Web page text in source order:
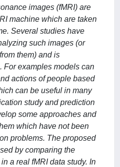
images (fMRI) are
machine which are taken
Several studies have
such images (or
them) and is
For examples models can
actions of people based
can be useful in many
study and prediction
some approaches and
which have not been
problems. The proposed
by comparing the
a real fMRI data study. In